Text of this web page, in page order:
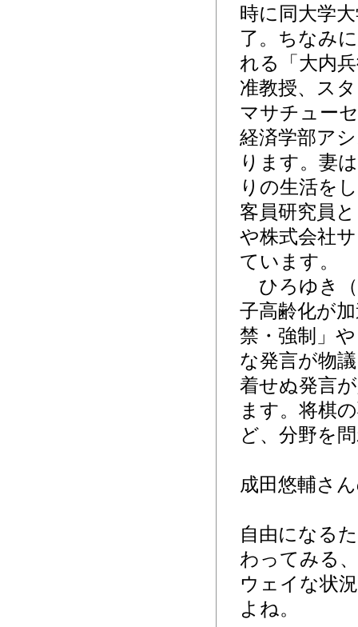
時に同大学
了。ちなみ
れる「大内
准教授、ス
マサチュー
経済学部ア
ります。妻
りの生活を
客員研究員
や株式会社
ています。
ひろゆき（
子高齢化が
禁・強制」
な発言が物
着せぬ発言
ます。将棋
ど、分野を
成田悠輔さ
自由になる
わってみる
ウェイな状
よね。